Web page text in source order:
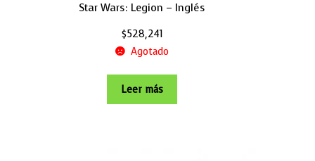
Star Wars: Legion – Inglés
$528,241
Agotado
Leer más